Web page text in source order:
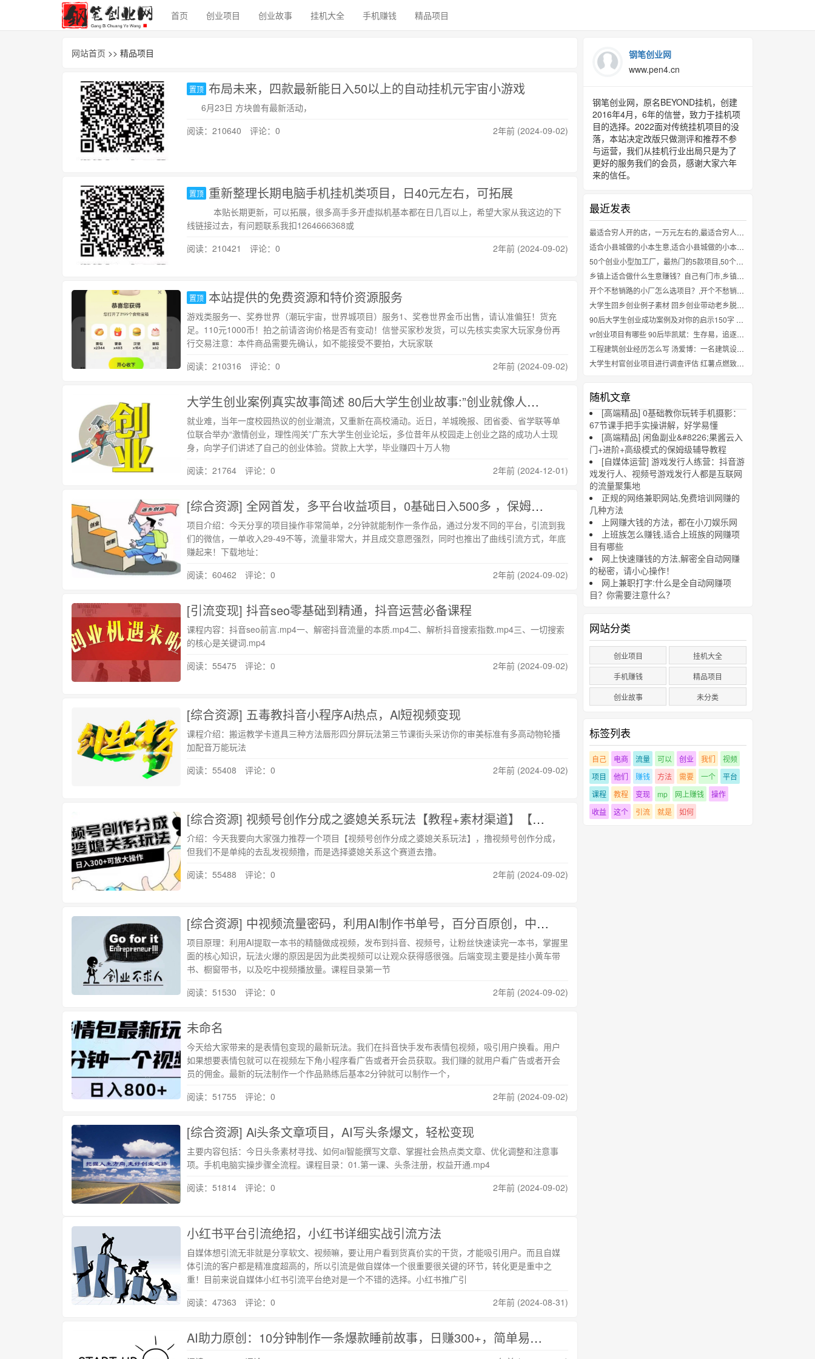
首页 创业项目 创业故事 挂机大全 手机赚钱 精品项目
网站首页 >> 精品项目
置顶 布局未来，四款最新能日入50以上的自动挂机元宇宙小游戏
6月23日 方块兽有最新活动，
阅读：210640 评论：0
2年前 (2024-09-02)
置顶 重新整理长期电脑手机挂机类项目，日40元左右，可拓展
本贴长期更新，可以拓展，很多高手多开虚拟机基本都在日几百以上，希望大家从我这边的下
线链接过去，有问题联系我扣1264666368或
阅读：210421 评论：0
2年前 (2024-09-02)
置顶 本站提供的免费资源和特价资源服务
游戏类服务一、奖券世界（潮玩宇宙，世界城项目）服务1、奖卷世界金币出售，请认准偏狂！货充
足。110元1000币！拍之前请咨询价格是否有变动！信誉买家秒发货，可以先核实卖家大玩家身份再
行交易注意：本件商品需要先确认，如不能接受不要拍，大玩家联
阅读：210316 评论：0
2年前 (2024-09-02)
大学生创业案例真实故事简述 80后大学生创业故事:”创业就像人生提早上高速”
就业难，当年一度校园热议的创业潮流，又重新在高校涌动。近日，羊城晚报、团省委、省学联等单
位联合举办“激情创业，理性闯关”广东大学生创业论坛，多位昔年从校园走上创业之路的成功人士现
身，向学子们讲述了自己的创业体验。贷款上大学，毕业赚四十万人物
阅读：21764 评论：0
2年前 (2024-12-01)
[综合资源] 全网首发，多平台收益项目，0基础日入500多 ，保姆级教学实操落地【揭秘】
项目介绍：今天分享的项目操作非常简单，2分钟就能制作一条作品，通过分发不同的平台，引流到我
们的微信，一单收入29-49不等，流量非常大，并且成交意愿强烈，同时也推出了曲线引流方式，年底
赚起来！下载地址：
阅读：60462 评论：0
2年前 (2024-09-02)
[引流变现] 抖音seo零基础到精通，抖音运营必备课程
课程内容：抖音seo前言.mp4一、解密抖音流量的本质.mp4二、解析抖音搜索指数.mp4三、一切搜索
的核心是关键词.mp4
阅读：55475 评论：0
2年前 (2024-09-02)
[综合资源] 五毒教抖音小程序Ai热点，Al短视频变现
课程介绍：搬运教学卡道具三种方法唇形四分屏玩法第三节课街头采访你的审美标准有多高动物轮播
加配音万能玩法
阅读：55408 评论：0
2年前 (2024-09-02)
[综合资源] 视频号创作分成之婆媳关系玩法【教程+素材渠道】【揭秘】
介绍：今天我要向大家强力推荐一个项目【视频号创作分成之婆媳关系玩法】，撸视频号创作分成，
但我们不是单纯的去乱发视频撸，而是选择婆媳关系这个赛道去撸。
阅读：55488 评论：0
2年前 (2024-09-02)
[综合资源] 中视频流量密码，利用AI制作书单号，百分百原创，中视频 带书双收益，单日收益300多
项目原理：利用AI提取一本书的精髓做成视频，发布到抖音、视频号，让粉丝快速读完一本书，掌握里
面的核心知识，玩法火爆的原因是因为此类视频可以让观众获得感很强。后端变现主要是挂小黄车带
书、橱窗带书，以及吃中视频播放量。课程目录第一节
阅读：51530 评论：0
2年前 (2024-09-02)
未命名
今天给大家带来的是表情包变现的最新玩法。我们在抖音快手发布表情包视频，吸引用户换看。用户
如果想要表情包就可以在视频左下角小程序看广告或者开会员获取。我们赚的就用户看广告或者开会
员的佣金。最新的玩法制作一个作品熟练后基本2分钟就可以制作一个，
阅读：51755 评论：0
2年前 (2024-09-02)
[综合资源] Ai头条文章项目，AI写头条爆文，轻松变现
主要内容包括：今日头条素材寻找、如何ai智能撰写文章、掌握社会热点类文章、优化调整和注意事
项。手机电脑实操步骤全流程。课程目录：01.第一课、头条注册，权益开通.mp4
阅读：51814 评论：0
2年前 (2024-09-02)
小红书平台引流绝招，小红书详细实战引流方法
自媒体想引流无非就是分享软文、视频嘛，要让用户看到货真价实的干货，才能吸引用户。而且自媒
体引流的客户都是精准度超高的，所以引流是做自媒体一个很重要很关键的环节，转化更是重中之
重！目前来说自媒体小红书引流平台绝对是一个不错的选择。小红书推广引
阅读：47363 评论：0
2年前 (2024-08-31)
AI助力原创：10分钟制作一条爆款睡前故事，日赚300+，简单易学，暴力掘金【揭秘】
钢笔创业网
www.pen4.cn
钢笔创业网，原名BEYOND挂机，创建
2016年4月，6年的信誉，致力于挂机项
目的选择。2022面对传统挂机项目的没
落，本站决定改版只做测评和推荐不参
与运营，我们从挂机行业出局只是为了
更好的服务我们的会员，感谢大家六年
来的信任。
最近发表
最适合穷人开的店，一万元左右的,最适合穷人开的店，一万元左右的
适合小县城做的小本生意,适合小县城做的小本生意
50个创业小型加工厂，最热门的5款项目,50个创业小型加工厂，最热门的5款项目
乡镇上适合做什么生意赚钱？自己有门市,乡镇上适合做什么生意赚钱？自己有门市
开个不愁销路的小厂怎么选项目？,开个不愁销路的小厂怎么选项目？
大学生回乡创业例子素材 回乡创业带动老乡脱贫 一个大学生的初心与爱心
90后大学生创业成功案例及对你的启示150字 发微博做手账 95后女生创业“玩着玩着”月入8万
vr创业项目有哪些 90后毕凯斌：生存易，追逐理想的创业很难
工程建筑创业经历怎么写 汤爱博：一名建筑设计师的焦虑与创业历程
大学生村官创业项目进行调查评估 红薯点燃致富梦，80后村干部郭培的“薯香人生”
随机文章
[高端精品] 0基础教你玩转手机摄影：
67节课手把手实操讲解，好学易懂
[高端精品] 闲鱼副业&#8226;果酱云入
门+进阶+高级模式的保姆级辅导教程
[自媒体运营] 游戏发行人练营：抖音游
戏发行人、视频号游戏发行人都是互联网
的流量聚集地
正规的网络兼职网站,免费培训网赚的
几种方法
上网赚大钱的方法，都在小刀娱乐网
上班族怎么赚钱,适合上班族的网赚项
目有哪些
网上快速赚钱的方法,解密全自动网赚
的秘密，请小心操作！
网上兼职打字:什么是全自动网赚项
目？你需要注意什么？
网站分类
创业项目
挂机大全
手机赚钱
精品项目
创业故事
未分类
标签列表
自己 电商 流量 可以 创业 我们
视频
项目
他们 赚钱 方法 需要 一个
平台
课程
教程 变现 mp 网上赚钱
操作
收益
这个 引流 就是 如何